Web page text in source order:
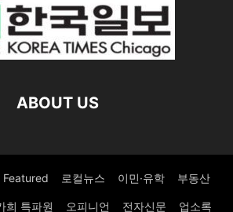
ABOUT US
Featured 로컬뉴스 이민·유학 부동산
희 특파원 오피니언 전자신문 업소록